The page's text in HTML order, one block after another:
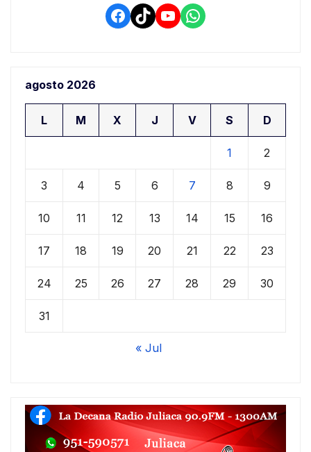
Facebook
TikTokYouTube
WhatsApp
agosto 2026
L M X J V S D
1 2
3 4 5 6 7 8 9
10 11 12 13 14 15 16
17 18 19 20 21 22 23
24 25 26 27 28 29 30
31
« Jul